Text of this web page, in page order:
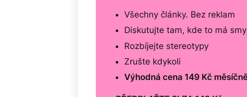
Všechny články. Bez reklam
Diskutujte tam, kde to má
Rozbíjejte stereotypy
Zrušte kdykoli
Výhodná cena 149 Kč